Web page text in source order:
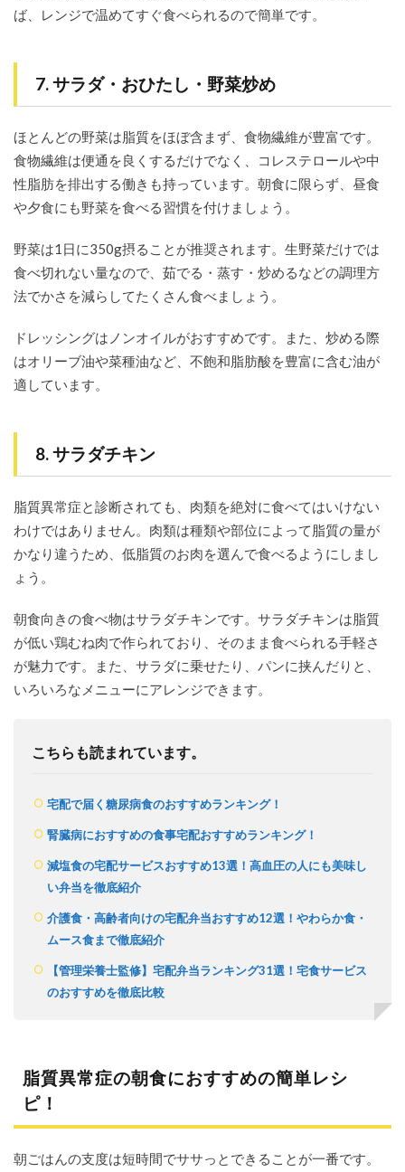
ば、レンジで温めてすぐ食べられるので簡単です。
7. サラダ・おひたし・野菜炒め
ほとんどの野菜は脂質をほぼ含まず、食物繊維が豊富です。
食物繊維は便通を良くするだけでなく、コレステロールや中
性脂肪を排出する働きも持っています。朝食に限らず、昼食
や夕食にも野菜を食べる習慣を付けましょう。
野菜は1日に350g摂ることが推奨されます。生野菜だけでは
食べ切れない量なので、茹でる・蒸す・炒めるなどの調理方
法でかさを減らしてたくさん食べましょう。
ドレッシングはノンオイルがおすすめです。また、炒める際
はオリーブ油や菜種油など、不飽和脂肪酸を豊富に含む油が
適しています。
8. サラダチキン
脂質異常症と診断されても、肉類を絶対に食べてはいけない
わけではありません。肉類は種類や部位によって脂質の量が
かなり違うため、低脂質のお肉を選んで食べるようにしまし
ょう。
朝食向きの食べ物はサラダチキンです。サラダチキンは脂質
が低い鶏むね肉で作られており、そのまま食べられる手軽さ
が魅力です。また、サラダに乗せたり、パンに挟んだりと、
いろいろなメニューにアレンジできます。
こちらも読まれています。
宅配で届く糖尿病食のおすすめランキング！
腎臓病におすすめの食事宅配おすすめランキング！
減塩食の宅配サービスおすすめ13選！高血圧の人にも美味し
い弁当を徹底紹介
介護食・高齢者向けの宅配弁当おすすめ12選！やわらか食・
ムース食まで徹底紹介
【管理栄養士監修】宅配弁当ランキング31選！宅食サービス
のおすすめを徹底比較
脂質異常症の朝食におすすめの簡単レシ
ピ！
朝ごはんの支度は短時間でササっとできることが一番です。